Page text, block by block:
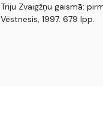
Triju Zvaigžņu gaismā:
Vēstnesis, 1997. 679 lpp.